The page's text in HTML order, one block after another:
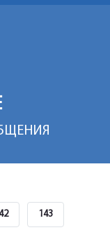
Страница
143